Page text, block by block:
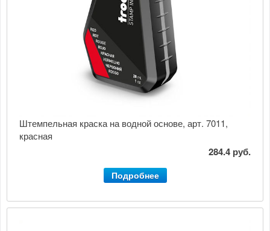
Штемпельная краска на водной основе, арт. 7011,
красная
284.4 руб.
Подробнее